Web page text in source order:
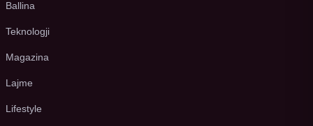
Ballina
Teknologji
Magazina
Lajme
Lifestyle